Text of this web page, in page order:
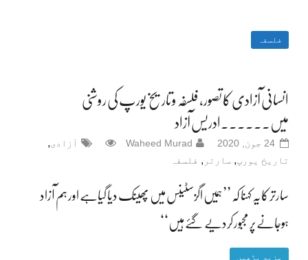
فلسفہ
انسانی آزادی کا تصور، فلسفہ و تاریخ یورپ کی روشنی
میں۔۔۔۔۔۔ادریس آزاد
24 جون, 2020 Waheed Murad آزادی,
تاریخ یورپ,سارتر , فلسفہ
سارتر کا یہ کہنا کہ ’’ہمیں اگزسٹینس میں پھینک دیا گیاہے اور ہم آزاد
ہوجانے پر مجبور کردیے گئے ہیں‘‘
مزید پڑھیں